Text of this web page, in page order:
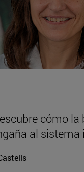
cómo la
al